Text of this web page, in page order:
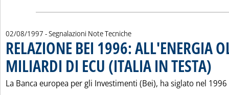
02/08/1997 - Segnalazioni Note Tecniche
RELAZIONE BEI 1996: ALL'ENERGIA
MILIARDI DI ECU (ITALIA IN TESTA)
La Banca europea per gli Investimenti (Bei), ha siglato nel 1996